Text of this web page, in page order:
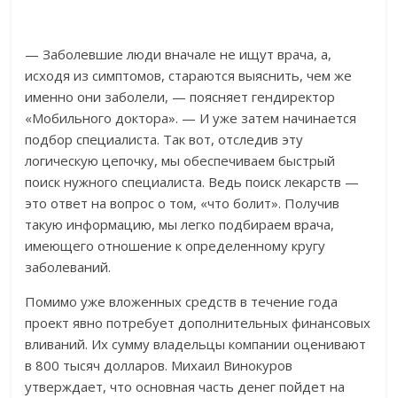
— Заболевшие люди вначале не ищут врача, а,
исходя из симптомов, стараются выяснить, чем же
именно они заболели, — поясняет гендиректор
«Мобильного доктора». — И уже затем начинается
подбор специалиста. Так вот, отследив эту
логическую цепочку, мы обеспечиваем быстрый
поиск нужного специалиста. Ведь поиск лекарств —
это ответ на вопрос о том, «что болит». Получив
такую информацию, мы легко подбираем врача,
имеющего отношение к определенному кругу
заболеваний.
Помимо уже вложенных средств в течение года
проект явно потребует дополнительных финансовых
вливаний. Их сумму владельцы компании оценивают
в 800 тысяч долларов. Михаил Винокуров
утверждает, что основная часть денег пойдет на